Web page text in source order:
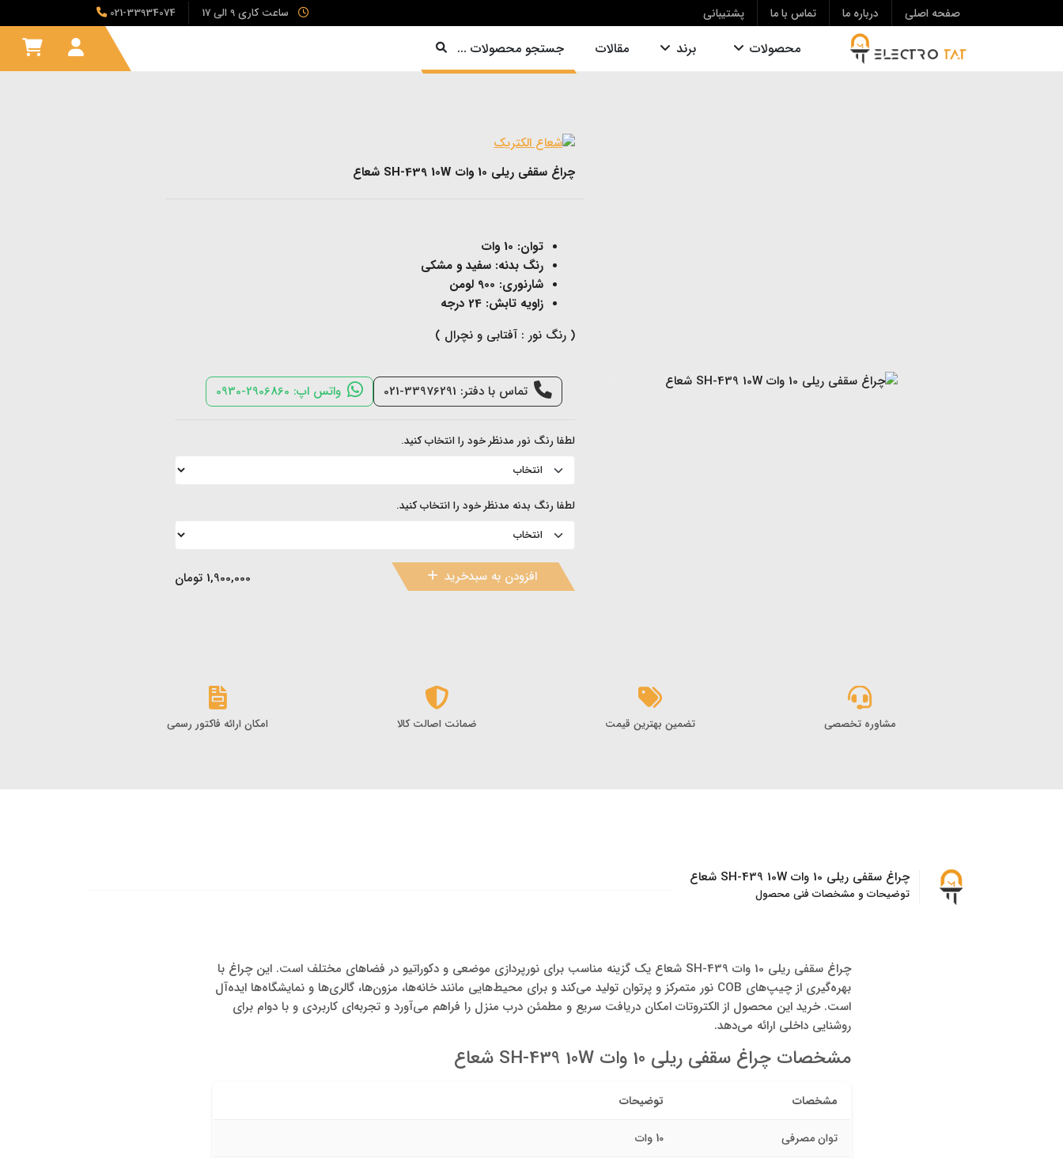
صفحه اصلی درباره ما تماس با ما پشتیبانی ساعت کاری 9 الی 17 021-33934074
محصولات برند مقالات جستجو محصولات ...
چراغ سقفی ریلی 10 وات SH-439 10W شعاع
توان: 10 وات
رنگ بدنه: سفید و مشکی
شارنوری: 900 لومن
زاویه تابش: 24 درجه
( رنگ نور : آفتابی و نچرال )
تماس با دفتر: 33976291-021 واتس اپ: 2906860-0930
لطفا رنگ نور مدنظر خود را انتخاب کنید.
لطفا رنگ بدنه مدنظر خود را انتخاب کنید.
افزودن به سبدخرید 1,900,000 تومان
مشاوره تخصصی تضمین بهترین قیمت ضمانت اصالت کالا امکان ارائه فاکتور رسمی
چراغ سقفی ریلی 10 وات SH-439 10W شعاع
توضیحات و مشخصات فنی محصول
چراغ سقفی ریلی 10 وات SH-439 شعاع یک گزینه مناسب برای نورپردازی موضعی و دکوراتیو در فضاهای مختلف است. این چراغ با
بهره‌گیری از چیپ‌های COB نور متمرکز و پرتوان تولید می‌کند و برای محیط‌هایی مانند خانه‌ها، مزون‌ها، گالری‌ها و نمایشگاه‌ها ایده‌آل
است. خرید این محصول از الکتروتات امکان دریافت سریع و مطمئن درب منزل را فراهم می‌آورد و تجربه‌ای کاربردی و با دوام برای
روشنایی داخلی ارائه می‌دهد.
مشخصات چراغ سقفی ریلی 10 وات SH-439 10W شعاع
مشخصات توضیحات
توان مصرفی 10 وات